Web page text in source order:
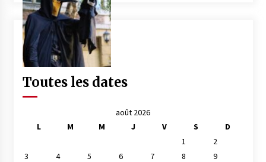
Toutes les dates
août 2026
L
M M J V S
D
1
2
3
4 5 6 7 8
9